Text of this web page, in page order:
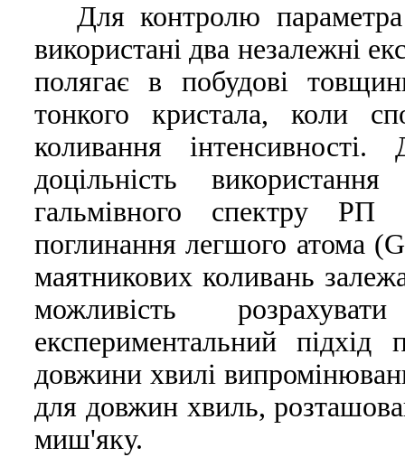
Для контролю
використанi два незалежнi
полягає в побудовi
тонкого кристала, коли
коливання
доцiльнiсть
гальмiвного спектру РП
поглинання легшого атома
маятникових коливань
можливiсть
експериментальний пiдхiд
довжини хвилi
для довжин хвиль,
миш'яку.